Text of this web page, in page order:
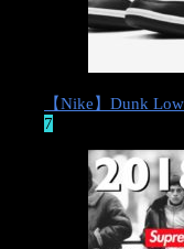
【Nike】Dunk
7